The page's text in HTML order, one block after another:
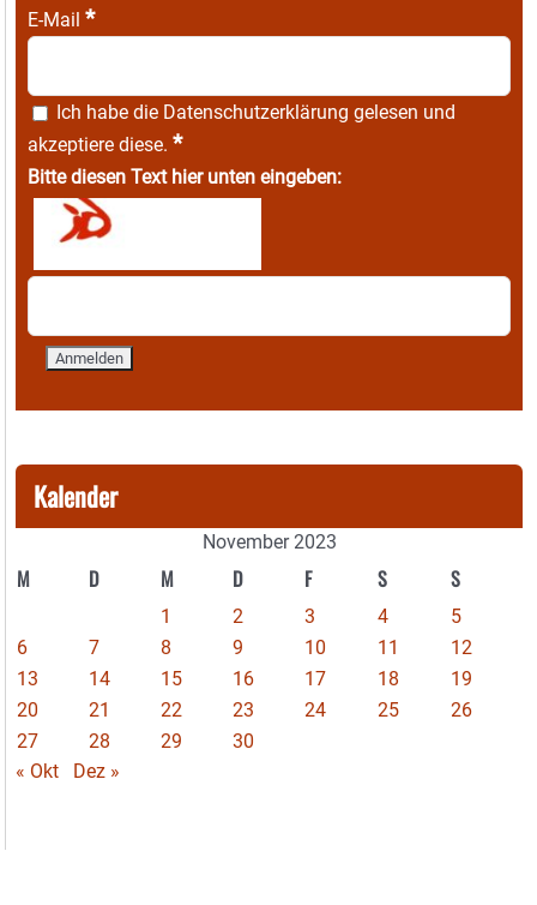
E-Mail *
Ich habe die Datenschutzerklärung gelesen und
akzeptiere diese. *
Bitte diesen Text hier unten eingeben:
Kalender
November 2023
M D M D F S S
1 2 3 4
5
6
7 8 9 10 11
12
13
14 15 16 17 18
19
20
21 22 23 24 25
26
27
28 29
30
« Okt
Dez »